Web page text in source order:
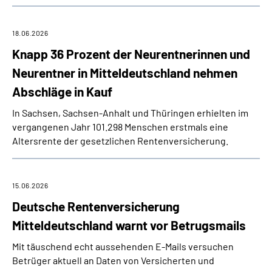
Knapp 36 Prozent der Neurentnerinnen und
Neurentner in Mitteldeutschland nehmen
Abschläge in Kauf
18.06.2026
In Sachsen, Sachsen-Anhalt und Thüringen erhielten im
vergangenen Jahr 101.298 Menschen erstmals eine
Altersrente der gesetzlichen Rentenversicherung.
Deutsche Rentenversicherung
Mitteldeutschland warnt vor Betrugsmails
15.06.2026
Mit täuschend echt aussehenden E-Mails versuchen
Betrüger aktuell an Daten von Versicherten und